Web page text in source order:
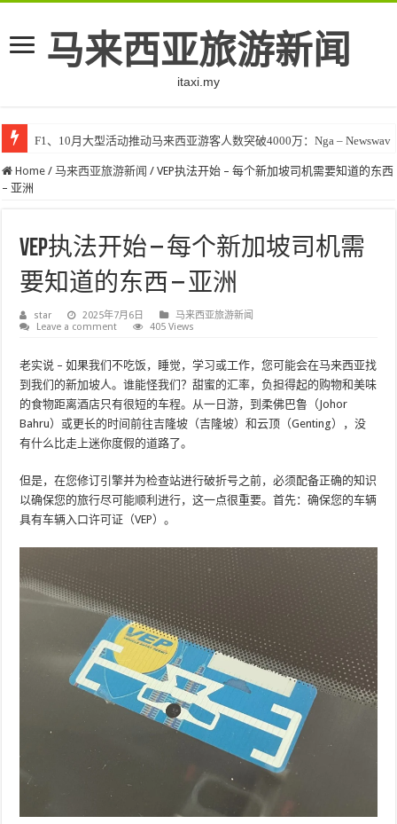
马来西亚旅游新闻
itaxi.my
F1、10月大型活动推动马来西亚游客人数突破4000万：Nga – Newswav
Klook客路将印度和中东创作者聚集在马来西亚 – TravelBiz Monitor
Home / 马来西亚旅游新闻 / VEP执法开始 – 每个新加坡司机需要知道的东西
– 亚洲
VEP执法开始 – 每个新加坡司机需
要知道的东西 – 亚洲
star 2025年7月6日
马来西亚旅游新闻
Leave a comment
405 Views
老实说 – 如果我们不吃饭，睡觉，学习或工作，您可能会在马来西亚找
到我们的新加坡人。谁能怪我们？甜蜜的汇率，负担得起的购物和美味
的食物距离酒店只有很短的车程。从一日游，到柔佛巴鲁（Johor
Bahru）或更长的时间前往吉隆坡（吉隆坡）和云顶（Genting），没
有什么比走上迷你度假的道路了。
但是，在您修订引擎并为检查站进行破折号之前，必须配备正确的知识
以确保您的旅行尽可能顺利进行，这一点很重要。首先：确保您的车辆
具有车辆入口许可证（VEP）。